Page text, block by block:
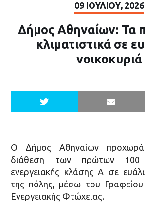
09 ΙΟΥΛΊΟΥ, 2026
Δήμος Αθηναίων: Τα
κλιματιστικά σε
νοικοκυριά
Ο Δήμος Αθηναίων
διάθεση των πρώτων 100
ενεργειακής κλάσης Α σε
της πόλης, μέσω του Γραφείου
Ενεργειακής Φτώχειας.